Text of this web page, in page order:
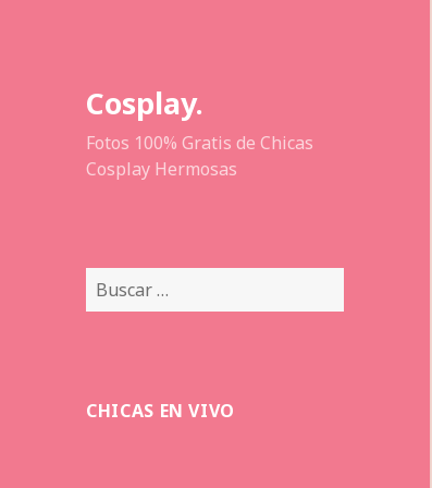
Cosplay.
Fotos 100% Gratis de Chicas
Cosplay Hermosas
Buscar:
CHICAS EN VIVO